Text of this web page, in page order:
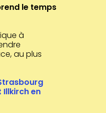
le temps
à
au plus
Illkirch en